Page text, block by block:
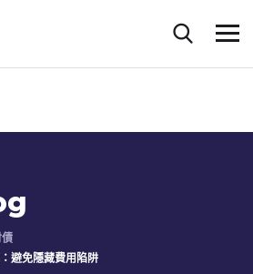
避免隱藏費用陷阱